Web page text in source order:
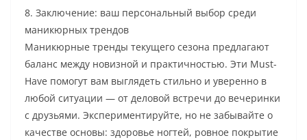
8. Заключение: ваш персональный выбор среди
маникюрных трендов
Маникюрные тренды текущего сезона предлагают
баланс между новизной и практичностью. Эти Must-
Have помогут вам выглядеть стильно и уверенно в
любой ситуации — от деловой встречи до вечеринки
с друзьями. Экспериментируйте, но не забывайте о
качестве основы: здоровье ногтей, ровное покрытие